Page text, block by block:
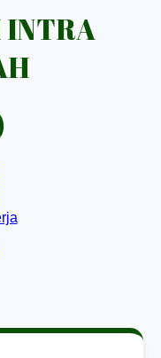
INTRA